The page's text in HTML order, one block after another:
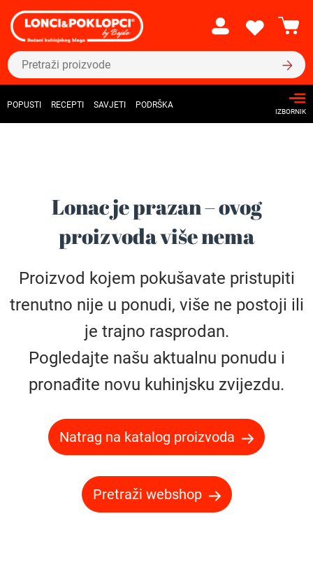
POPUSTI RECEPTI SAVJETI PODRŠKA
IZBORNIK
Lonac je prazan – ovog
proizvoda više nema
Proizvod kojem pokušavate pristupiti
trenutno nije u ponudi, više ne postoji ili
je trajno rasprodan.
Pogledajte našu aktualnu ponudu i
pronađite novu kuhinjsku zvijezdu.
Natrag na katalog proizvoda
Pretraži webshop